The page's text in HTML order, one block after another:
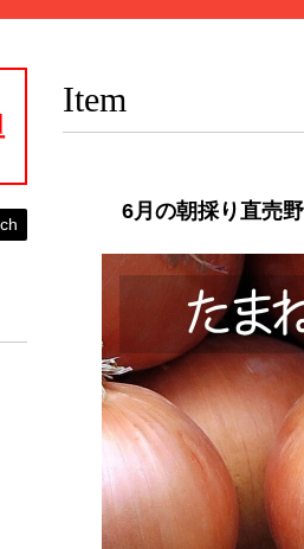
Item
6月の朝採り直売